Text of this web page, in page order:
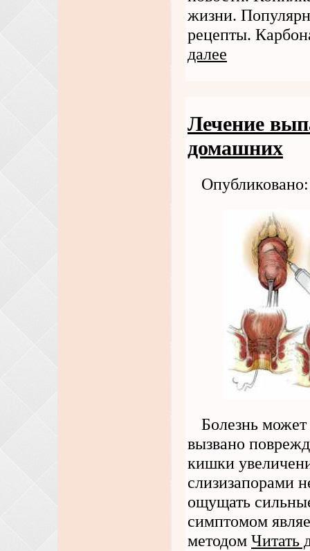
жизни.
рецепты.
далее
Лечение
домашних
Болезнь может
вызвано
кишки
слизизапорами
ощущать
симптомом
методом Читать